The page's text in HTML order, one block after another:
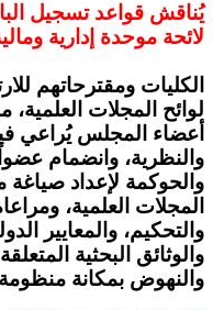
يُناقش قواعد تسجيل
لائحة موحدة إدارية
وثمن د.
الكليات ومقترحاتهم
لوائح المجلات
أعضاء المجلس يُراعي
والنظرية، وانضمام
والحوكمة لإعداد صياغة
المجلات العلمية،
والتحكيم، والمعايير
والوثائق البحثية
والنهوض بمكانة